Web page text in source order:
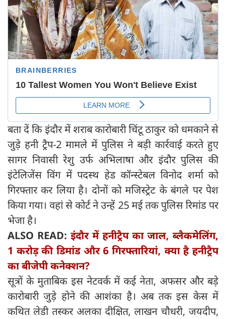
बता दें कि इंदौर में शराब कारोबारी चिंटू ठाकुर को धमकाने से
जुड़े हनी ट्रैप-2 मामले में पुलिस ने बड़ी कार्रवाई करते हुए
सागर निवासी रेशु उर्फ अभिलाषा और इंदौर पुलिस की
इंटेलिजेंस विंग में पदस्थ हेड कॉन्स्टेबल विनोद शर्मा को
गिरफ्तार कर लिया है। दोनों को मजिस्ट्रेट के बंगले पर पेश
किया गया। वहां से कोर्ट ने उन्हें 25 मई तक पुलिस रिमांड पर
भेजा है।
ALSO READ: इंदौर में हनीट्रैप का जाल, ब्‍लैकमेलिंग,
1 करोड़ की डिमांड और 6 गिरफ्तारियां, क्‍या है हनीट्रैप
का बीजेपी कनेक्‍शन?
सूत्रों के मुताबिक इस नेटवर्क में कई नेता, अफसर और बड़े
कारोबारी जुड़े होने की आशंका है। अब तक इस केस में
कथित लेडी तस्कर अलका दीक्षित, लाखन चौधरी, जयदीप,